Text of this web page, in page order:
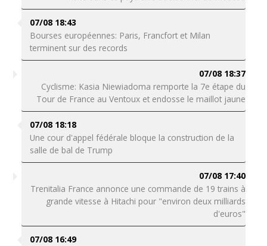
07/08 18:43
Bourses européennes: Paris, Francfort et Milan
terminent sur des records
07/08 18:37
Cyclisme: Kasia Niewiadoma remporte la 7e étape du
Tour de France au Ventoux et endosse le maillot jaune
07/08 18:18
Une cour d'appel fédérale bloque la construction de la
salle de bal de Trump
07/08 17:40
Trenitalia France annonce une commande de 19 trains à
grande vitesse à Hitachi pour "environ deux milliards
d'euros"
07/08 16:49